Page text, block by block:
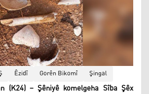
Êzidî Gorên Bikomî Şingal
(K24) – Şêniyê komelgeha Sîba Şêx